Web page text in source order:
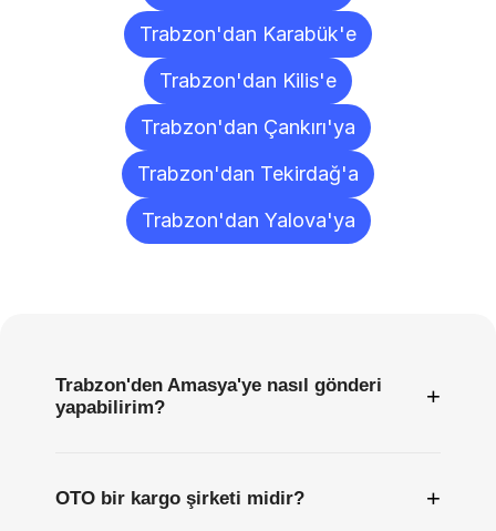
Trabzon'dan Karabük'e
Trabzon'dan Kilis'e
Trabzon'dan Çankırı'ya
Trabzon'dan Tekirdağ'a
Trabzon'dan Yalova'ya
Trabzon'den Amasya'ye nasıl gönderi
yapabilirim?
+
OTO bir kargo şirketi midir? +